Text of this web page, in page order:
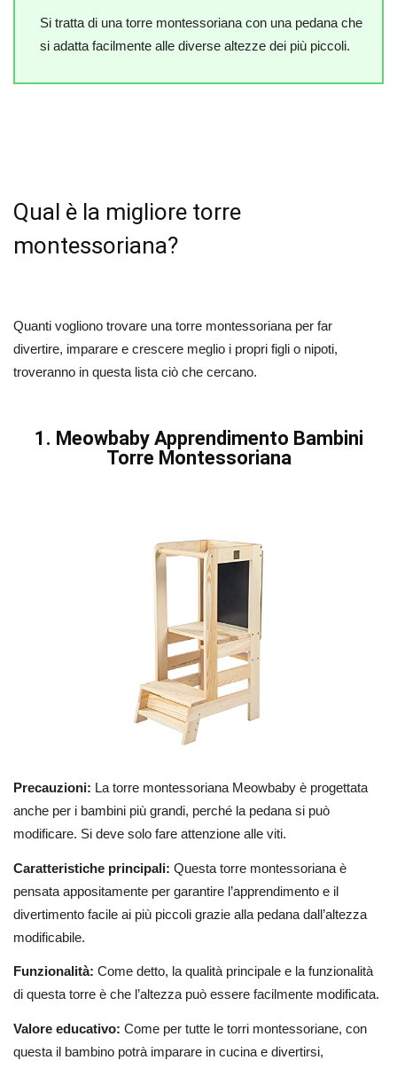
Si tratta di una torre montessoriana con una pedana che
si adatta facilmente alle diverse altezze dei più piccoli.
Qual è la migliore torre
montessoriana?
Quanti vogliono trovare una torre montessoriana per far
divertire, imparare e crescere meglio i propri figli o nipoti,
troveranno in questa lista ciò che cercano.
1. Meowbaby Apprendimento Bambini
Torre Montessoriana
Precauzioni: La torre montessoriana Meowbaby è progettata
anche per i bambini più grandi, perché la pedana si può
modificare. Si deve solo fare attenzione alle viti.
Caratteristiche principali: Questa torre montessoriana è
pensata appositamente per garantire l’apprendimento e il
divertimento facile ai più piccoli grazie alla pedana dall’altezza
modificabile.
Funzionalità: Come detto, la qualità principale e la funzionalità
di questa torre è che l’altezza può essere facilmente modificata.
Valore educativo: Come per tutte le torri montessoriane, con
questa il bambino potrà imparare in cucina e divertirsi,